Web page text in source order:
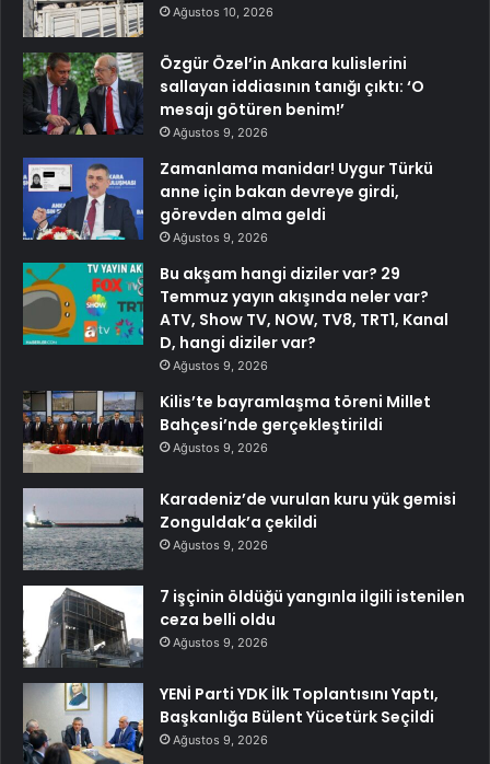
Ağustos 10, 2026
Özgür Özel’in Ankara kulislerini
sallayan iddiasının tanığı çıktı: ‘O
mesajı götüren benim!’
Ağustos 9, 2026
Zamanlama manidar! Uygur Türkü
anne için bakan devreye girdi,
görevden alma geldi
Ağustos 9, 2026
Bu akşam hangi diziler var? 29
Temmuz yayın akışında neler var?
ATV, Show TV, NOW, TV8, TRT1, Kanal
D, hangi diziler var?
Ağustos 9, 2026
Kilis’te bayramlaşma töreni Millet
Bahçesi’nde gerçekleştirildi
Ağustos 9, 2026
Karadeniz’de vurulan kuru yük gemisi
Zonguldak’a çekildi
Ağustos 9, 2026
7 işçinin öldüğü yangınla ilgili istenilen
ceza belli oldu
Ağustos 9, 2026
YENİ Parti YDK İlk Toplantısını Yaptı,
Başkanlığa Bülent Yücetürk Seçildi
Ağustos 9, 2026